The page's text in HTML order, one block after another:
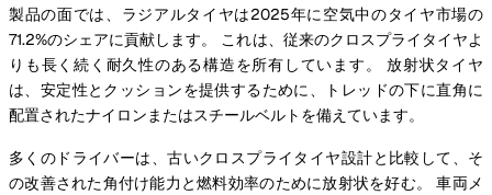
製品の面では、ラジアルタイヤは2025年に空気中のタイヤ市場の
71.2%のシェアに貢献します。 これは、従来のクロスプライタイヤよ
りも長く続く耐久性のある構造を所有しています。 放射状タイヤ
は、安定性とクッションを提供するために、トレッドの下に直角に
配置されたナイロンまたはスチールベルトを備えています。
多くのドライバーは、古いクロスプライタイヤ設計と比較して、そ
の改善された角付け能力と燃料効率のために放射状を好む。 車両メ